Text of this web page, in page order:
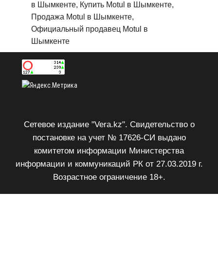
в Шымкенте, Купить Motul в Шымкенте,
Продажа Motul в Шымкенте,
Официальный продавец Motul в
Шымкенте
Сетевое издание "Vera.kz". Свидетельство о
постановке на учет № 17626-СИ выдано
комитетом информации Министерства
информации и коммуникаций РК от 27.03.2019 г.
Возрастное ограничение 18+.